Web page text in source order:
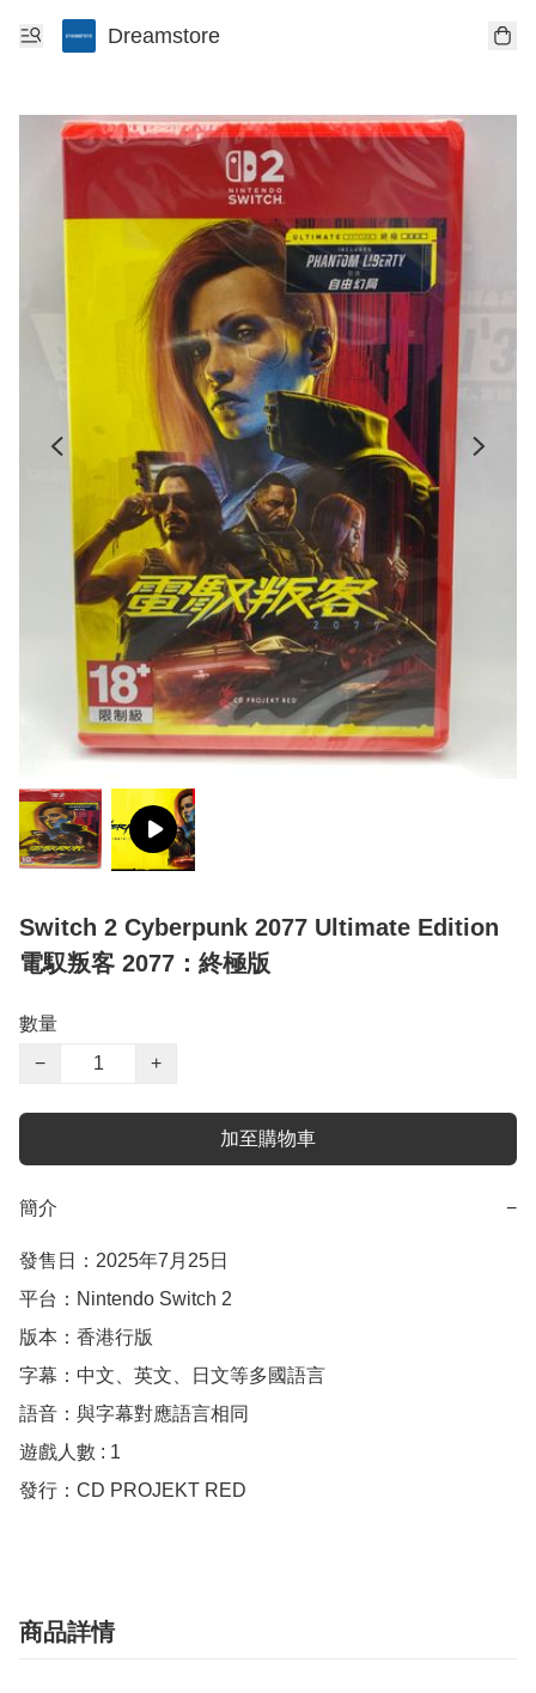
Dreamstore
Switch 2 Cyberpunk 2077 Ultimate Edition
電馭叛客 2077：終極版
數量
−
+
加至購物車
簡介 −
發售日：2025年7月25日
平台：Nintendo Switch 2
版本：香港行版
字幕：中文、英文、日文等多國語言
語音：與字幕對應語言相同
遊戲人數 : 1
發行：CD PROJEKT RED
商品詳情